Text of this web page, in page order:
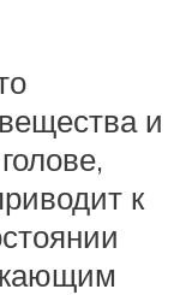
и
к